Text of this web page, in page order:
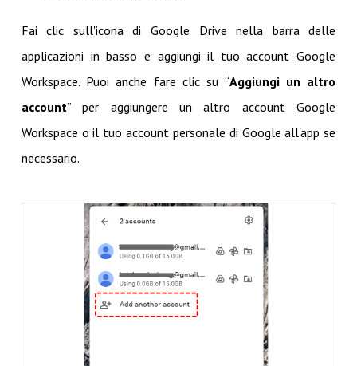
Fai clic sull'icona di Google Drive nella barra delle
applicazioni in basso e aggiungi il tuo account Google
Workspace. Puoi anche fare clic su “Aggiungi un altro
account” per aggiungere un altro account Google
Workspace o il tuo account personale di Google all'app se
necessario.